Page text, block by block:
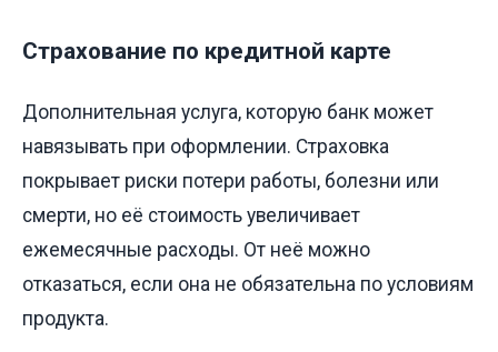
Страхование по кредитной карте
Дополнительная услуга, которую банк может
навязывать при оформлении. Страховка
покрывает риски потери работы, болезни или
смерти, но её стоимость увеличивает
ежемесячные расходы. От неё можно
отказаться, если она не обязательна по условиям
продукта.